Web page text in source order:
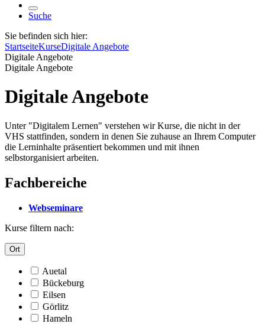
Suche
Sie befinden sich hier:
StartseiteKurseDigitale Angebote
Digitale Angebote
Digitale Angebote
Digitale Angebote
Unter "Digitalem Lernen" verstehen wir Kurse, die nicht in der
VHS stattfinden, sondern in denen Sie zuhause an Ihrem Computer
die Lerninhalte präsentiert bekommen und mit ihnen
selbstorganisiert arbeiten.
Fachbereiche
Webseminare
Kurse filtern nach:
Ort
Auetal
Bückeburg
Eilsen
Görlitz
Hameln